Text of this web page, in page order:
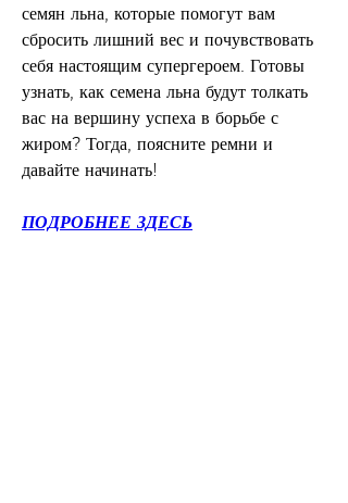
семян льна, которые помогут вам
сбросить лишний вес и почувствовать
себя настоящим супергероем. Готовы
узнать, как семена льна будут толкать
вас на вершину успеха в борьбе с
жиром? Тогда, поясните ремни и
давайте начинать!
ПОДРОБНЕЕ ЗДЕСЬ